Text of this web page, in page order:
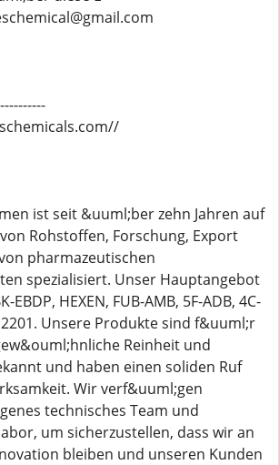
ist seit &uuml;ber zehn Jahren auf
Rohstoffen, Forschung, Export
pharmazeutischen
spezialisiert. Unser Hauptangebot
EBDP, HEXEN, FUB-AMB, 5F-ADB, 4C-
Unsere Produkte sind f&uuml;r
Reinheit und
und haben einen soliden Ruf
Wir verf&uuml;gen
technisches Team und
um sicherzustellen, dass wir an
bleiben und unseren Kunden